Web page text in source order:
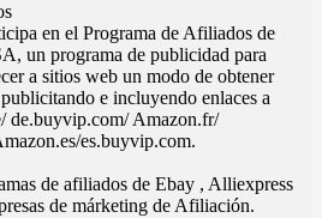
en el Programa de Afiliados de
un programa de publicidad para
a sitios web un modo de obtener
e incluyendo enlaces a
de.buyvip.com/ Amazon.fr/
es.buyvip.com.
de afiliados de Ebay , Alliexpress
de márketing de Afiliación.